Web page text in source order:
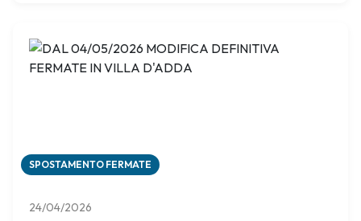
SPOSTAMENTO FERMATE
24/04/2026